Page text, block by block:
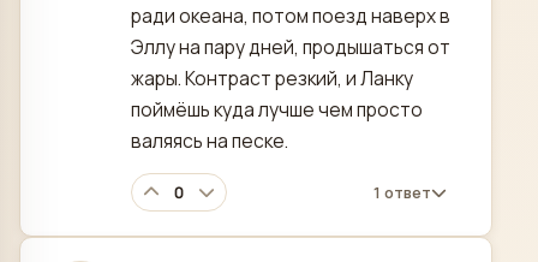
ради океана, потом поезд наверх в
Эллу на пару дней, продышаться от
жары. Контраст резкий, и Ланку
поймёшь куда лучше чем просто
валяясь на песке.
0 1 ответ